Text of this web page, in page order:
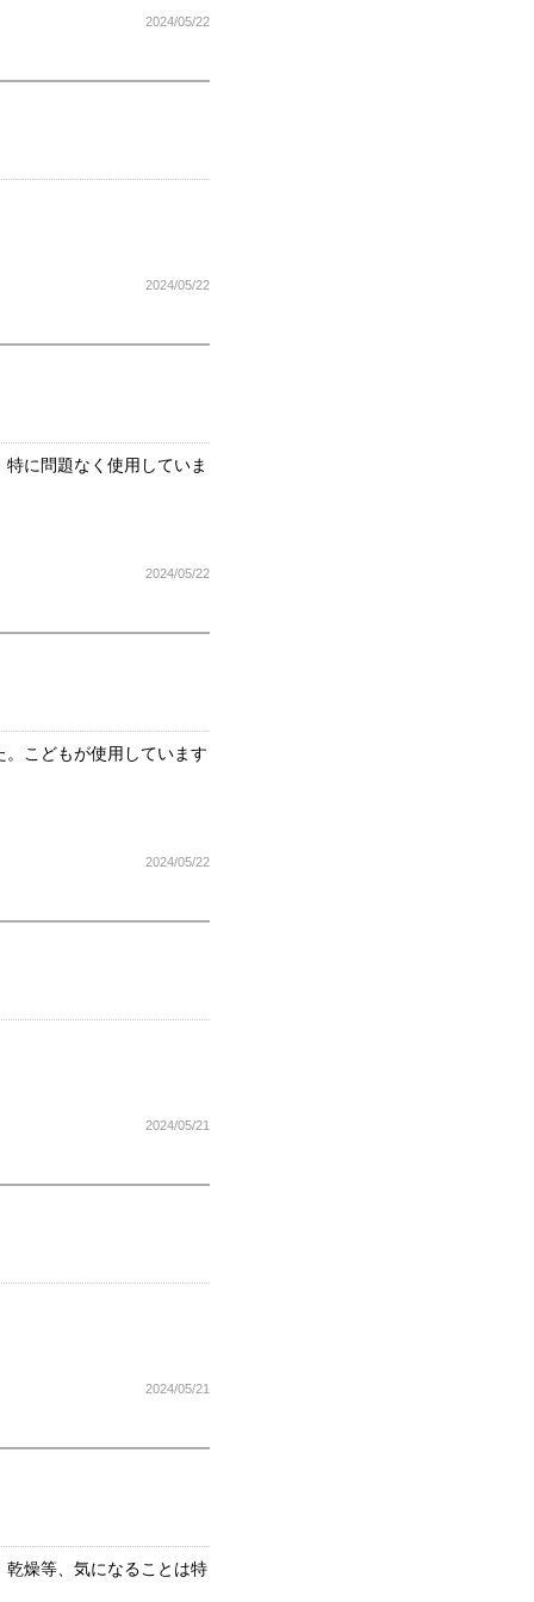
2024/05/22
2024/05/22
に問題なく使用していま
2024/05/22
こどもが使用しています
2024/05/22
2024/05/21
2024/05/21
燥等、気になることは特